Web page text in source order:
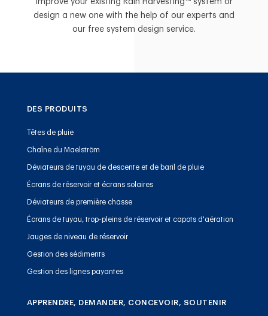
Improve your existing Rain Harvesting™ system or
design a new one with the help of our experts and
our free system design service.
DES PRODUITS
Têtes de pluie
Chaîne du Maelström
Déviateurs de tuyau de descente et de baril de pluie
Écrans de réservoir et écrans solaires
Déviateurs de première chasse
Écrans de tuyau, trop-pleins de réservoir et capots d'aération
Jauges de niveau de réservoir
Gestion des sédiments
Gestion des lignes payantes
APPRENDRE, DEMANDER, CONCEVOIR, SOUTENIR